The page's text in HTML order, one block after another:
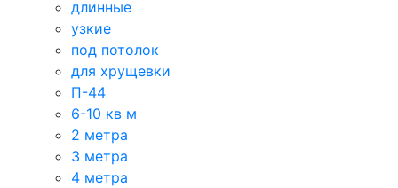
длинные
узкие
под потолок
для хрущевки
П-44
6-10 кв м
2 метра
3 метра
4 метра